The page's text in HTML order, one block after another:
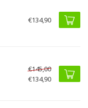
€134,90
€145,00
€134,90